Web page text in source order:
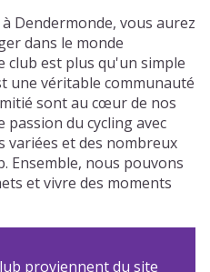
Dendermonde, vous aurez
dans le monde
club est plus qu'un simple
une véritable communauté
sont au cœur de nos
du cycling avec
variées et des nombreux
Ensemble, nous pouvons
et vivre des moments
proviennent du site